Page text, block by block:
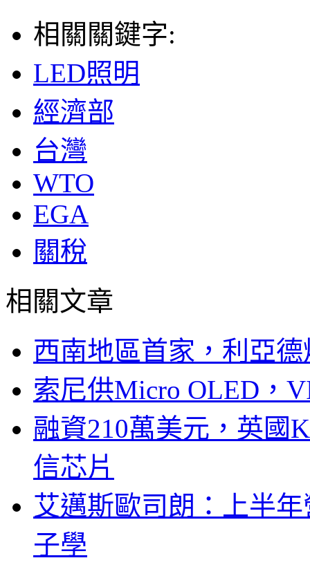
相關關鍵字:
LED照明
經濟部
台灣
WTO
EGA
關稅
相關文章
西南地區首家，利亞
索尼供Micro OLED，
融資210萬美元，英國
信芯片
艾邁斯歐司朗：上半
子學